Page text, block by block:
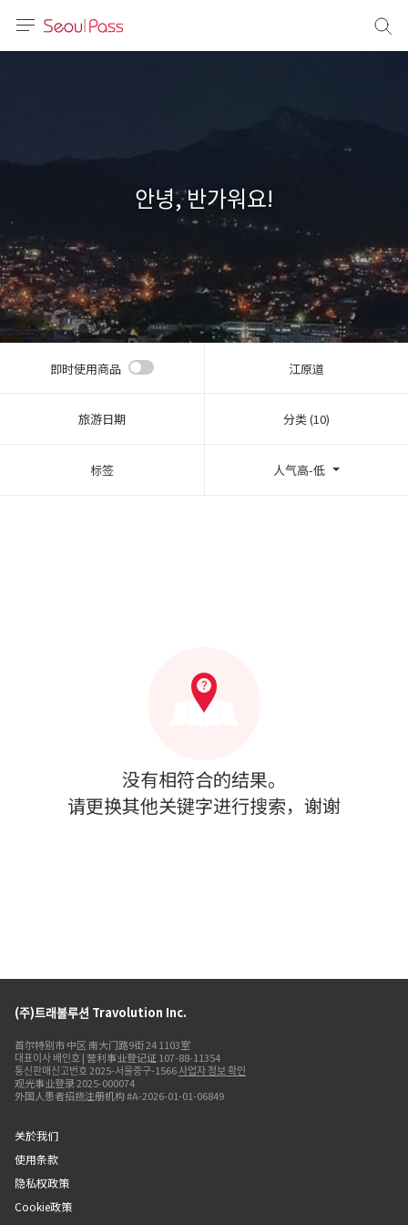
文 (台灣)
안녕, 반가워요!
即时使用商品 江原道
旅游日期 分类 (10)
标签 人气高-低
没有相符合的结果。
请更换其他关键字进行搜索，谢谢
(주)트래볼루션 Travolution Inc.
首尔特别市 中区 南大门路9街 24 1103室
대표이사 배인호 | 营利事业登记证 107-88-11354
통신판매신고번호 2025-서울중구-1566사업자 정보 확인
观光事业登录 2025-000074
外国人患者招揽注册机构 #A-2026-01-01-06849
关於我们
使用条款
隐私权政策
Cookie政策